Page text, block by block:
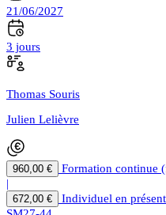
21/06/2027
3 jours
Thomas Souris
Julien Lelièvre
960,00 €
Formation continue
|
672,00 €
Individuel en